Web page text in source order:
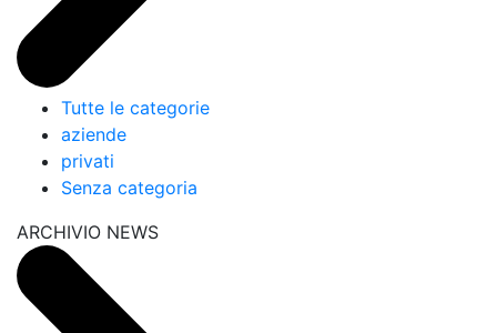
Tutte le categorie
aziende
privati
Senza categoria
ARCHIVIO NEWS